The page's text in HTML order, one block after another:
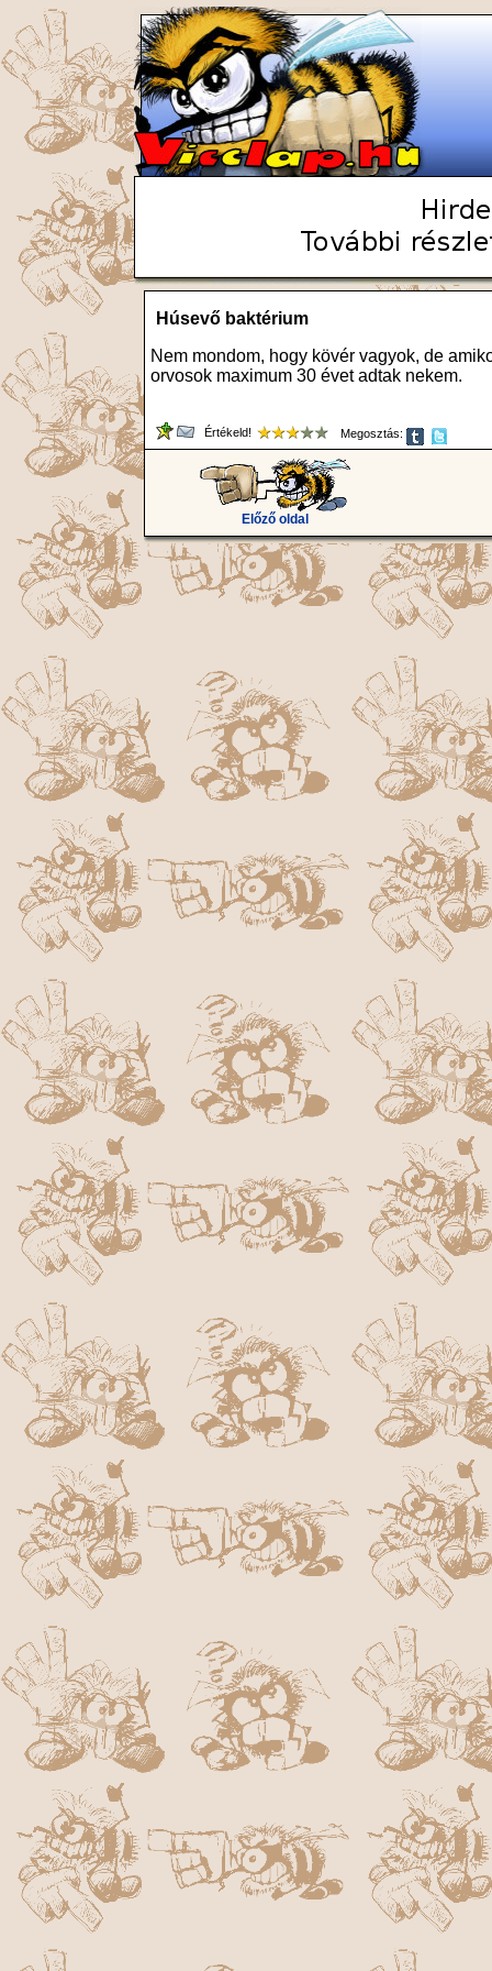
Húsevő baktérium
Nem mondom, hogy kövér vagyok, de
orvosok maximum 30 évet adtak nekem.
Értékeld! Megosztás:
Előző oldal